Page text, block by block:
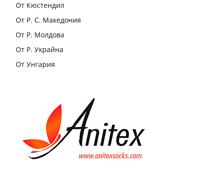
От Кюстендил
От Р. С. Македония
От Р. Молдова
От Р. Украйна
От Унгария